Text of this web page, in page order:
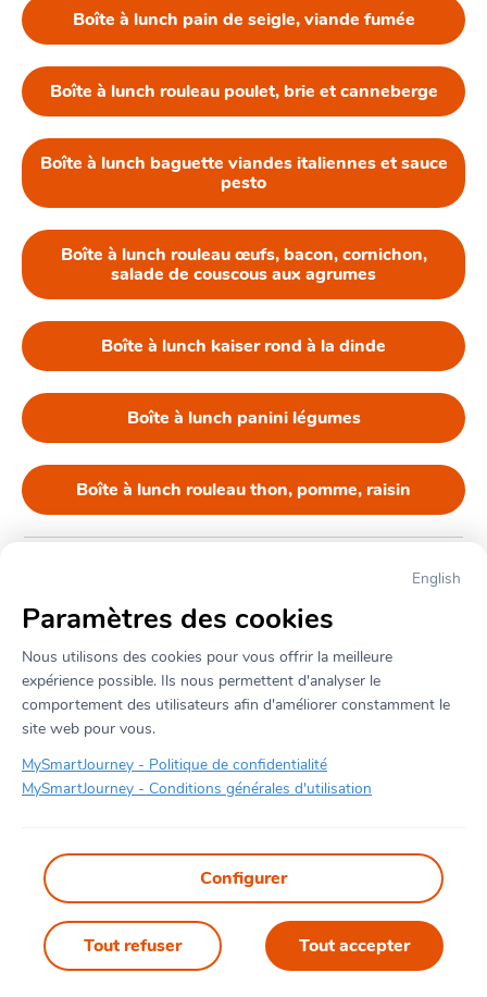
Boîte à lunch pain de seigle, viande fumée
Boîte à lunch rouleau poulet, brie et canneberge
Boîte à lunch baguette viandes italiennes et sauce
pesto
Boîte à lunch rouleau œufs, bacon, cornichon,
salade de couscous aux agrumes
Boîte à lunch kaiser rond à la dinde
Boîte à lunch panini légumes
Boîte à lunch rouleau thon, pomme, raisin
2026 - Propulsé par
v3.124.0
English
Conditions d'utilisation
Politique sur la vie privée
À propos de cette page
Signaler ce contenu
English
Paramètres des cookies
Nous utilisons des cookies pour vous offrir la meilleure
expérience possible. Ils nous permettent d'analyser le
comportement des utilisateurs afin d'améliorer constamment le
site web pour vous.
MySmartJourney - Politique de confidentialité
MySmartJourney - Conditions générales d'utilisation
Configurer
Tout refuser Tout accepter